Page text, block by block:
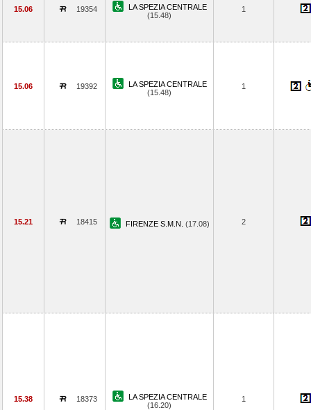
15.06 19354
LA SPEZIA CENTRALE
(15.48)
1
15.06 19392
LA SPEZIA CENTRALE
(15.48)
1
15.21 18415 FIRENZE S.M.N. (17.08) 2
15.38 18373
LA SPEZIA CENTRALE
(16.20)
1